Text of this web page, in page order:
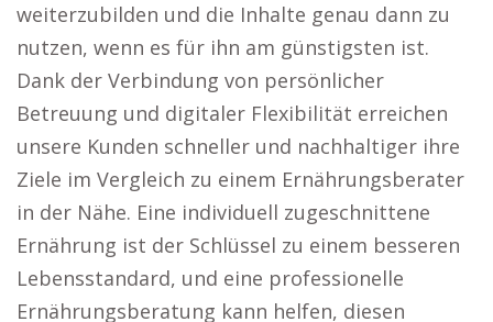
weiterzubilden und die Inhalte genau dann zu
nutzen, wenn es für ihn am günstigsten ist.
Dank der Verbindung von persönlicher
Betreuung und digitaler Flexibilität erreichen
unsere Kunden schneller und nachhaltiger ihre
Ziele im Vergleich zu einem Ernährungsberater
in der Nähe. Eine individuell zugeschnittene
Ernährung ist der Schlüssel zu einem besseren
Lebensstandard, und eine professionelle
Ernährungsberatung kann helfen, diesen